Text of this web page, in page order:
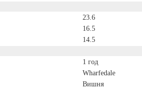
23.6
16.5
14.5
1 год
Wharfedale
Вишня